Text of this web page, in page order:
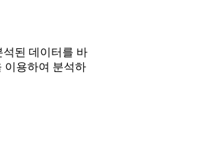
된 데이터를 바
이용하여 분석하